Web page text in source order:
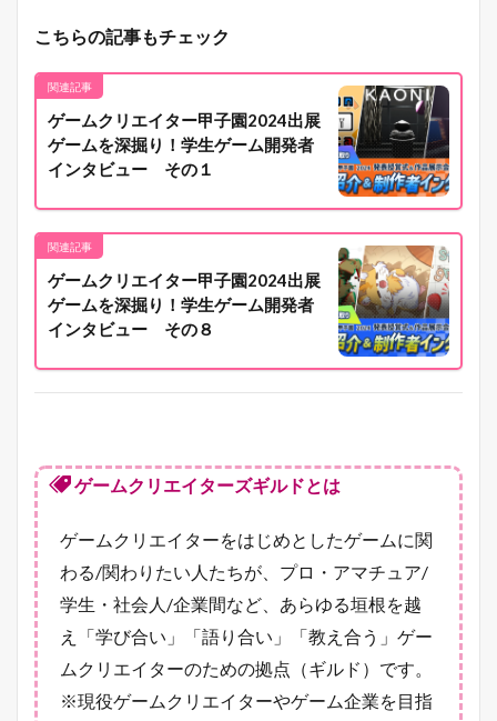
こちらの記事もチェック
関連記事
ゲームクリエイター甲子園2024出展
ゲームを深掘り！学生ゲーム開発者
インタビュー その１
関連記事
ゲームクリエイター甲子園2024出展
ゲームを深掘り！学生ゲーム開発者
インタビュー その８
ゲームクリエイターズギルドとは
ゲームクリエイターをはじめとしたゲームに関
わる/関わりたい人たちが、プロ・アマチュア/
学生・社会人/企業間など、あらゆる垣根を越
え「学び合い」「語り合い」「教え合う」ゲー
ムクリエイターのための拠点（ギルド）です。
※現役ゲームクリエイターやゲーム企業を目指